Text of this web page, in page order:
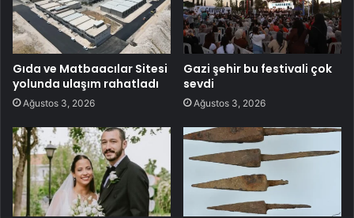
Gıda ve Matbaacılar Sitesi
yolunda ulaşım rahatladı
Ağustos 3, 2026
Gazi şehir bu festivali çok
sevdi
Ağustos 3, 2026